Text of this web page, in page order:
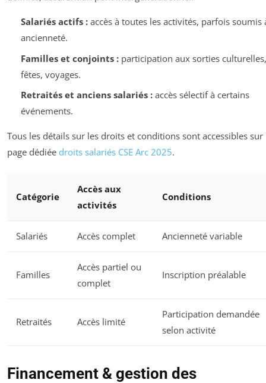
Salariés actifs :accès à toutes les activités, parfois soumis
ancienneté.
Familles et conjoints :participation aux sorties culturelles,
fêtes, voyages.
Retraités et anciens salariés :accès sélectif à certains
événements.
Tous les détails sur les droits et conditions sont accessibles sur
page dédiée droits salariés CSE Arc 2025.
Catégorie
Accès aux
activités
Conditions
Salariés Accès complet Ancienneté variable
Familles
Accès partiel ou
complet
Inscription préalable
Retraités Accès limité
Participation demandée
selon activité
Financement & gestion des